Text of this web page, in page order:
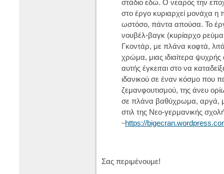
στάδιο εδώ. Ο νεαρός την
στο έργο κυριαρχεί μονάχα η
ωστόσο, πάντα απούσα. Το
νουβέλ-βαγκ (κυρίαρχο ρεύμα
Γκοντάρ, με πλάνα κοφτά,
χρώμα, μιας ιδιαίτερα ψυχρής
αυτής έγκειται στο να
ιδανικού σε έναν κόσμο που
ζεμανφουτισμού, της άνευ
σε πλάνα βαθύχρωμα, αργά,
στιλ της Νεο-γερμανικής
~https://
Σας περιμένουμε!